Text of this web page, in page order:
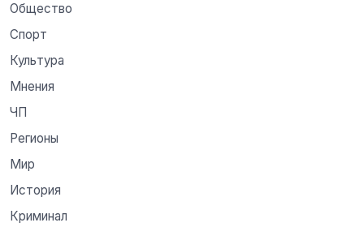
Общество
Спорт
Культура
Мнения
ЧП
Регионы
Мир
История
Криминал